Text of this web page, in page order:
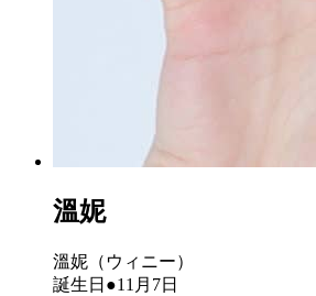
溫妮
溫妮（ウィニー）
誕生日●11月7日